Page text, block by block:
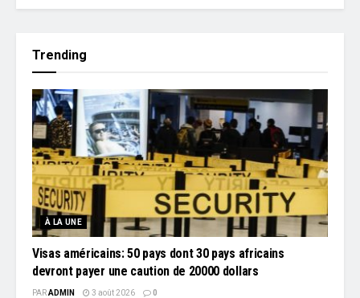
Trending
À LA UNE
Visas américains: 50 pays dont 30 pays africains
devront payer une caution de 20000 dollars
PARADMIN 3 août 2026 0